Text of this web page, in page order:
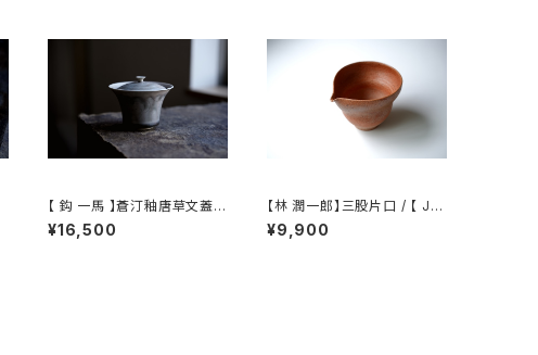
【 鈎 一馬 】蒼汀釉唐草文蓋碗
/ 【 kazuma magari 】Gaiw
an
¥16,500
【林 潤一郎】三股片口 / 【 Ju
nichiro Hayashi 】Katakuc
hi
¥9,900